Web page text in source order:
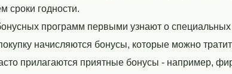
сроки годности.
программ первыми узнают о
начисляются бонусы, которые можно
прилагаются приятные бонусы - например,